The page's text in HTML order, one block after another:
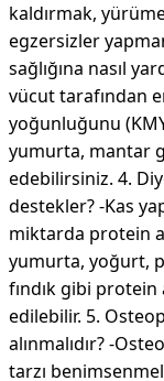
kaldırmak,
egzersizler
sağlığına nasıl
vücut tarafından
yoğunluğunu
yumurta, mantar
edebilirsiniz. 4.
destekler? -Kas
miktarda protein
yumurta, yoğurt,
fındık gibi protein
edilebilir. 5.
alınmalıdır? -
tarzı